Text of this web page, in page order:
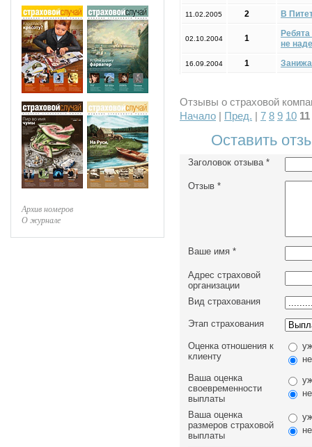
Архив номеров
О журнале
11.02.2005 2 В
02.10.2004 1
не
16.09.2004 1
Отзывы о страховой
Начало
Пред. 7 8 9 10 11
Оставить
Заголовок отзыва *
Отзыв *
Ваше имя *
Адрес страховой
организации
Вид страхования
Этап страхования
Оценка отношения к
клиенту
Ваша оценка
своевременности
выплаты
Ваша оценка
размеров страховой
выплаты